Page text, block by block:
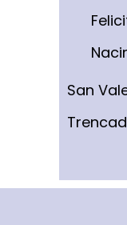
San